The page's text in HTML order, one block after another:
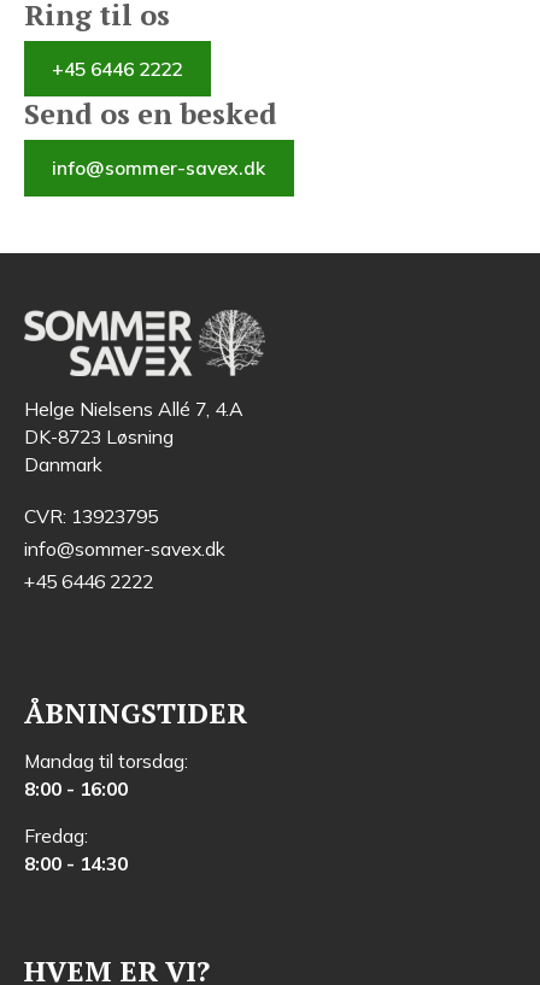
Ring til os
+45 6446 2222
Send os en besked
info@sommer-savex.dk
Helge Nielsens Allé 7, 4.A
DK-8723 Løsning
Danmark
CVR: 13923795
info@sommer-savex.dk
+45 6446 2222
ÅBNINGSTIDER
Mandag til torsdag:
8:00 - 16:00
Fredag:
8:00 - 14:30
HVEM ER VI?